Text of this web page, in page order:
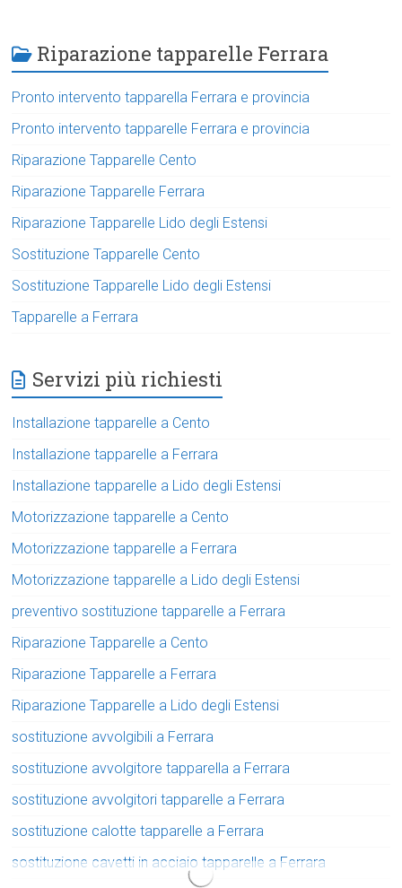
Riparazione tapparelle Ferrara
Pronto intervento tapparella Ferrara e provincia
Pronto intervento tapparelle Ferrara e provincia
Riparazione Tapparelle Cento
Riparazione Tapparelle Ferrara
Riparazione Tapparelle Lido degli Estensi
Sostituzione Tapparelle Cento
Sostituzione Tapparelle Lido degli Estensi
Tapparelle a Ferrara
Servizi più richiesti
Installazione tapparelle a Cento
Installazione tapparelle a Ferrara
Installazione tapparelle a Lido degli Estensi
Motorizzazione tapparelle a Cento
Motorizzazione tapparelle a Ferrara
Motorizzazione tapparelle a Lido degli Estensi
preventivo sostituzione tapparelle a Ferrara
Riparazione Tapparelle a Cento
Riparazione Tapparelle a Ferrara
Riparazione Tapparelle a Lido degli Estensi
sostituzione avvolgibili a Ferrara
sostituzione avvolgitore tapparella a Ferrara
sostituzione avvolgitori tapparelle a Ferrara
sostituzione calotte tapparelle a Ferrara
sostituzione cavetti in acciaio tapparelle a Ferrara